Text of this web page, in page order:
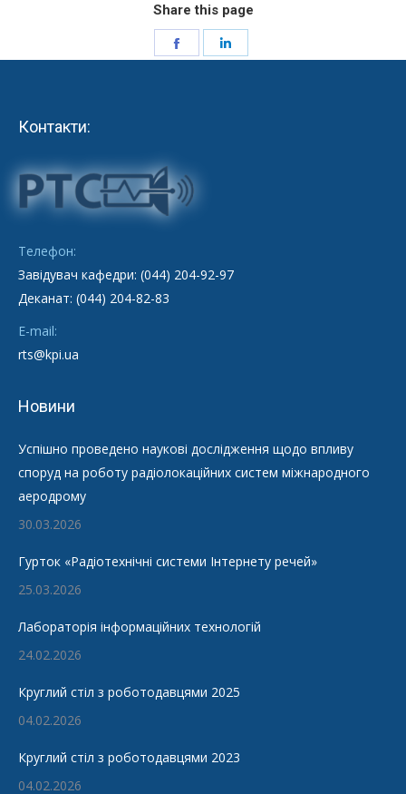
Share this page
Контакти:
Телефон:
Завідувач кафедри: (044) 204-92-97
Деканат: (044) 204-82-83
E-mail:
rts@kpi.ua
Новини
Успішно проведено наукові дослідження щодо впливу
споруд на роботу радіолокаційних систем міжнародного
аеродрому
30.03.2026
Гурток «Радіотехнічні системи Інтернету речей»
25.03.2026
Лабораторія інформаційних технологій
24.02.2026
Круглий стіл з роботодавцями 2025
04.02.2026
Круглий стіл з роботодавцями 2023
04.02.2026